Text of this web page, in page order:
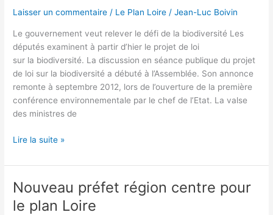
des
« innovations »
pour
le
futur
programme
de
reconquête…
Laisser un commentaire / Le Plan Loire /Jean-Luc Boivin
Le gouvernement veut relever le défi de la biodiversité Les
députés examinent à partir d’hier le projet de loi
sur la biodiversité. La discussion en séance publique du projet
de loi sur la biodiversité a débuté à l’Assemblée. Son annonce
remonte à septembre 2012, lors de l’ouverture de la première
conférence environnementale par le chef de l’Etat. La valse
des ministres de
Une
couche
millefeuille
Lire la suite »
Nouveau préfet région centre pour
le plan Loire